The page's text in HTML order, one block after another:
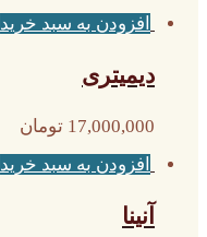
افزودن به سبد خرید
دیمیتری
17,000,000 تومان
افزودن به سبد خرید
آنینا